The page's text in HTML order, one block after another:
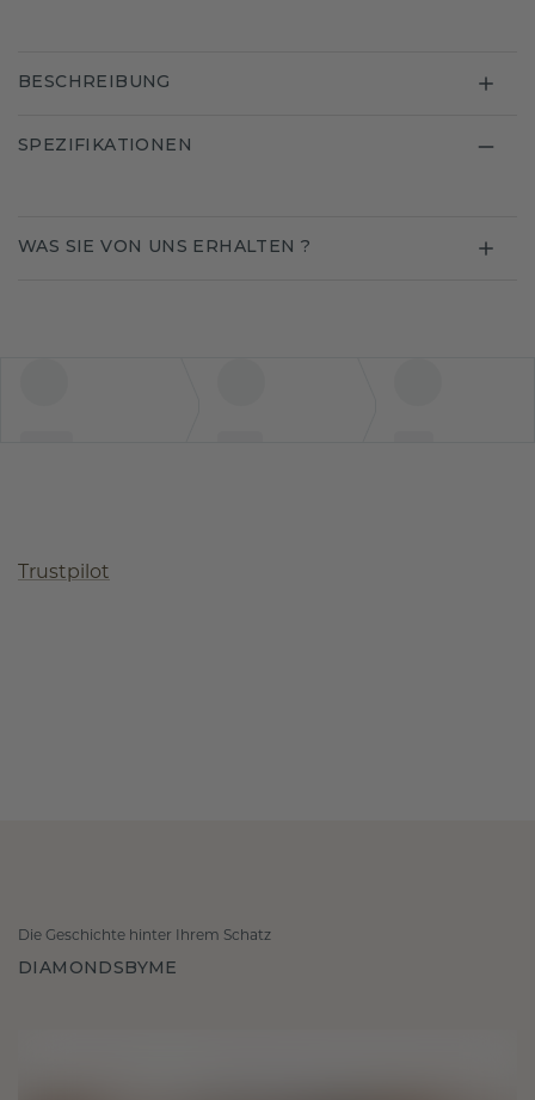
BESCHREIBUNG
SPEZIFIKATIONEN
WAS SIE VON UNS ERHALTEN ?
Trustpilot
Die Geschichte hinter Ihrem Schatz
DIAMONDSBYME